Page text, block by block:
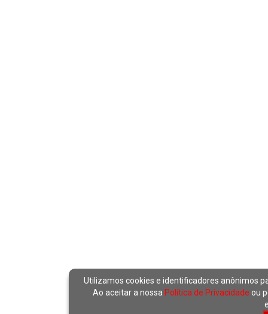
Utilizamos cookies e identificadores anônimos
Ao aceitar a nossa Política de Privacidade ou